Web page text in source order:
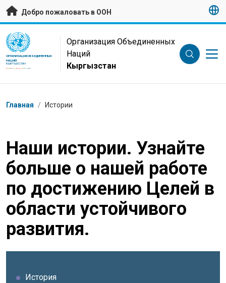
Перейти к основному содержанию
Добро пожаловать в ООН
UN Logo
ОРГАНИЗАЦИЯ ОБЪЕДИНЕННЫХ
НАЦИЙ
КЫРГЫЗСТАН
Организация Объединенных
Наций
Кыргызстан
Навигационная цепочка
Главная / Истории
Наши истории. Узнайте
больше о нашей работе
по достижению Целей в
области устойчивого
развития.
История